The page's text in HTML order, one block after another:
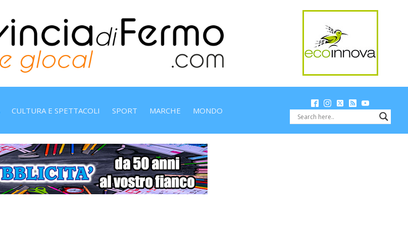
CULTURA E SPETTACOLI SPORT MARCHE MONDO